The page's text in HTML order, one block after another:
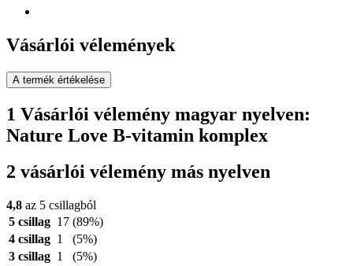
Vásárlói vélemények
A termék értékelése
1 Vásárlói vélemény magyar nyelven:
Nature Love B-vitamin komplex
2 vásárlói vélemény más nyelven
4,8 az 5 csillagból
5 csillag 17 (89%)
4 csillag 1
(5%)
3 csillag 1
(5%)